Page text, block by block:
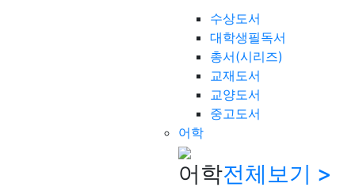
수상도서
대학생필독서
총서(시리즈)
교재도서
교양도서
중고도서
어학
어학전체보기 >